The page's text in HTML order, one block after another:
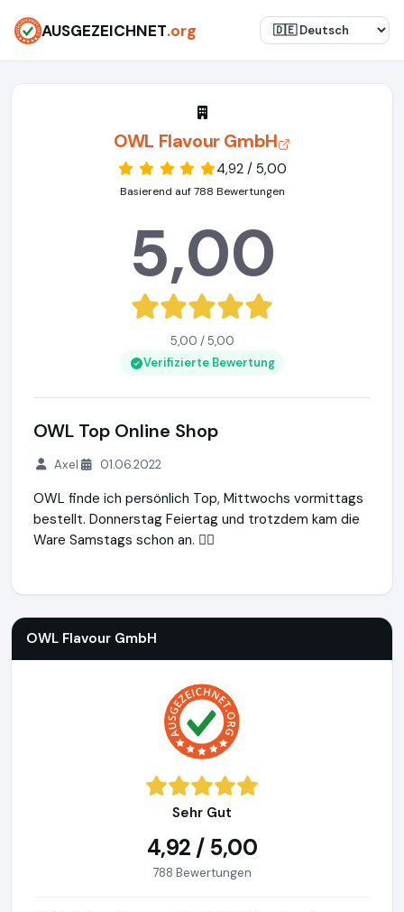
AUSGEZEICHNET.org
OWL Flavour GmbH
4,92 / 5,00
Basierend auf 788 Bewertungen
5,00
5,00 / 5,00
Verifizierte Bewertung
OWL Top Online Shop
Axel 01.06.2022
OWL finde ich persönlich Top, Mittwochs vormittags
bestellt. Donnerstag Feiertag und trotzdem kam die
Ware Samstags schon an. 👍🏼
OWL Flavour GmbH
Sehr Gut
4,92 / 5,00
788 Bewertungen